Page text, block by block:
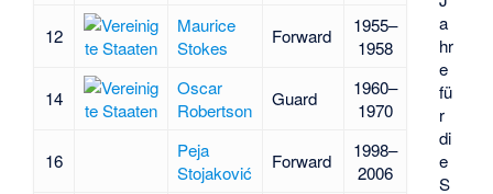
a
hr
e
fü
r
di
e
S
12
Maurice
Stokes
Forward
1955–
1958
14
Oscar
Robertson
Guard
1960–
1970
16
Peja
Stojaković
Forward
1998–
2006